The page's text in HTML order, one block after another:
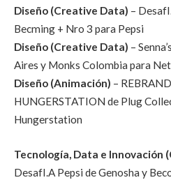
Diseño (Creative Data) –
Becming + Nro 3 para Pepsi
Diseño (Creative Data) –
Aires y Monks Colombia para
Diseño (Animación) –
HUNGERSTATION de Plug
Hungerstation
Tecnología, Data e Innovación
DesafI.A Pepsi de Genosha y